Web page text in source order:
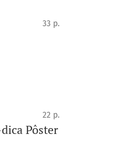
33 p.
22 p.
Pôster